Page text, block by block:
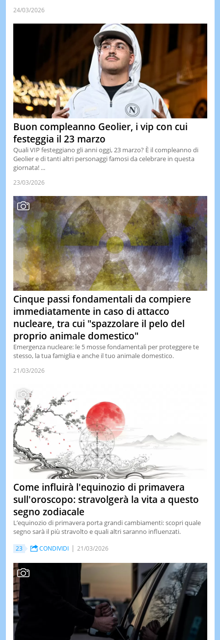
24/03/2026
Buon compleanno Geolier, i vip con cui
festeggia il 23 marzo
Quali VIP festeggiano gli anni oggi, 23 marzo? È il compleanno di
Geolier e di tanti altri personaggi famosi da celebrare in questa
giornata! ...
23/03/2026
Cinque passi fondamentali da compiere
immediatamente in caso di attacco
nucleare, tra cui "spazzolare il pelo del
proprio animale domestico"
Emergenza nucleare: le 5 mosse fondamentali per proteggere te
stesso, la tua famiglia e anche il tuo animale domestico.
21/03/2026
Come influirà l'equinozio di primavera
sull'oroscopo: stravolgerà la vita a questo
segno zodiacale
L’equinozio di primavera porta grandi cambiamenti: scopri quale
segno sarà il più stravolto e quali altri saranno influenzati.
23 CONDIVIDI 21/03/2026